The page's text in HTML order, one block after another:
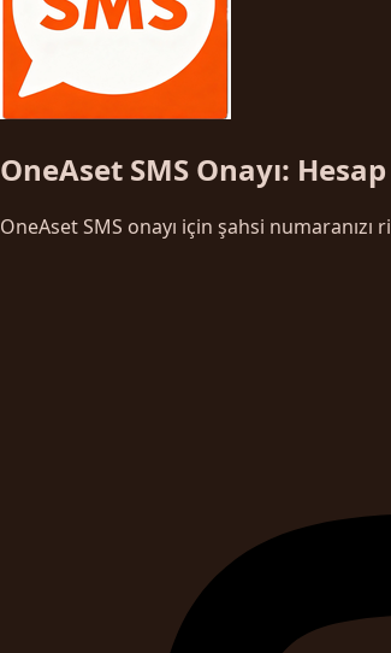
OneAset SMS Onayı:
OneAset SMS onayı için şahsi